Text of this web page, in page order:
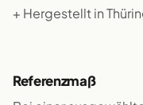
+ Hergestellt in
Referenzmaß